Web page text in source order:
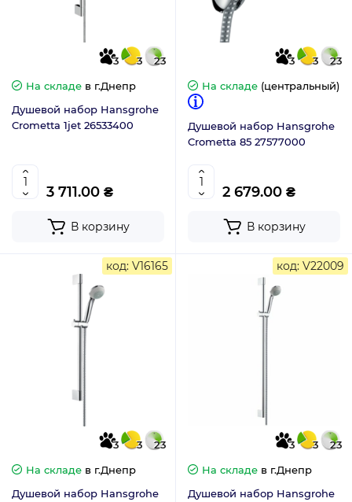
3 3
23
На складе в г.Днепр
Душевой набор Hansgrohe
Crometta 1jet 26533400
3 711.00 ₴
В корзину
3 3
23
На складе (центральный)
Душевой набор Hansgrohe
Crometta 85 27577000
2 679.00 ₴
В корзину
код: V16165
3 3
23
На складе в г.Днепр
Душевой набор Hansgrohe
код: V22009
3 3
23
На складе в г.Днепр
Душевой набор Hansgrohe